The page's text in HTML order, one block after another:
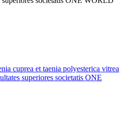
cuprea et taenia polyesterica vitrea
superiores societatis ONE